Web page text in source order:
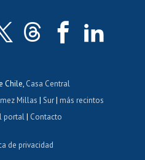
Chile, Casa Central
Millas | Sur| más recintos
portal| Contacto
de privacidad